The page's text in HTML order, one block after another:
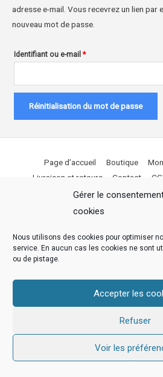
Gérer le
cookies
Nous utilisons des cookies pour optimiser
service. En aucun cas les cookies ne sont
ou de pistage.
Accepter les
Refuser
Voir les
adresse e-mail. Vous recevrez un lien par
nouveau mot de passe.
Identifiant ou e-mail *
Réinitialisation du mot de passe
Page d’accueil Boutique
Livraison et retours
Contact
Copyright © 2026LECTIX